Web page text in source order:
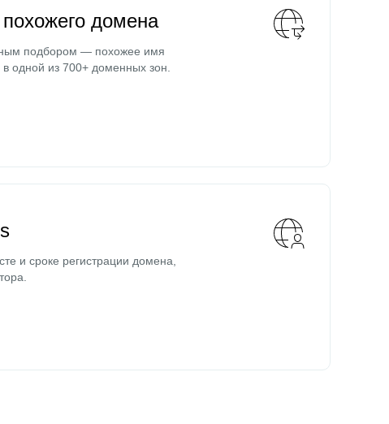
похожего домена
подбором — похожее имя
одной из 700+ доменных зон.
и сроке регистрации домена,